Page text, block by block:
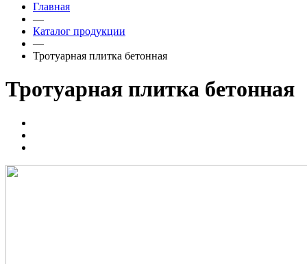
Главная
—
Каталог продукции
—
Тротуарная плитка бетонная
Тротуарная плитка бетонная